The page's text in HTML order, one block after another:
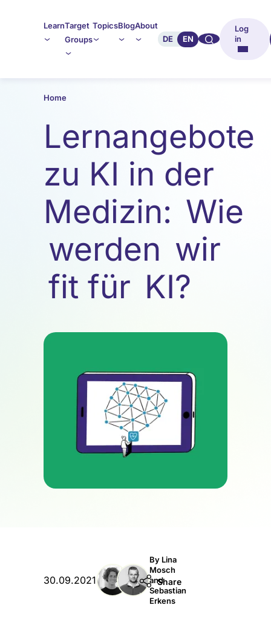
LearnTarget
Groups
TopicsBlogAbout
DE
EN 🔍︎︎
Log
in
Home
Lernangebote
zu KI in der
Medizin: Wie
werden wir
fit für KI?
30.09.2021
By Lina
Mosch
and
Sebastian
Erkens
 Share